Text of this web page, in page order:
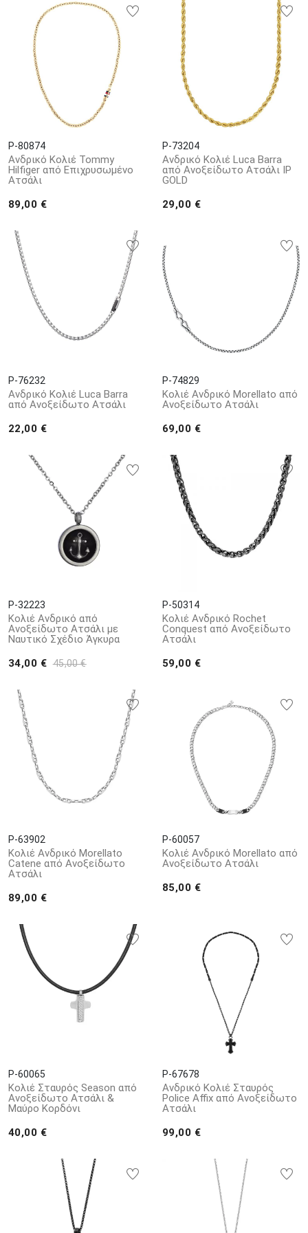
P-80874
Ανδρικό Κολιέ Tommy
Hilfiger από Επιχρυσωμένο
Ατσάλι
89,00 €
P-73204
Ανδρικό Κολιέ Luca Barra
από Ανοξείδωτο Ατσάλι IP
GOLD
29,00 €
P-76232
Ανδρικό Κολιέ Luca Barra
από Ανοξείδωτο Ατσάλι
22,00 €
P-74829
Κολιέ Ανδρικό Morellato από
Ανοξείδωτο Ατσάλι
69,00 €
P-32223
Κολιέ Ανδρικό από
Ανοξείδωτο Ατσάλι με
Ναυτικό Σχέδιο Άγκυρα
34,00 € 45,00 €
P-50314
Κολιέ Ανδρικό Rochet
Conquest από Aνοξείδωτο
Aτσάλι
59,00 €
P-63902
Κολιέ Ανδρικό Morellato
Catene από Ανοξείδωτο
Ατσάλι
89,00 €
P-60057
Κολιέ Ανδρικό Morellato από
Ανοξείδωτο Ατσάλι
85,00 €
P-60065
Κολιέ Σταυρός Season από
Ανοξείδωτο Ατσάλι &
Μαύρο Κορδόνι
40,00 €
P-67678
Ανδρικό Κολιέ Σταυρός
Police Affix από Ανοξείδωτο
Ατσάλι
99,00 €